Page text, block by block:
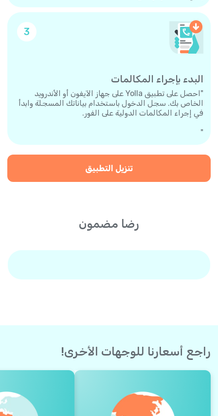
3
البدء بإجراء المكالمات
"احصل على تطبيق Yolla على جهاز الآيفون أو الأندرويد
الخاص بك. سجل الدخول باستخدام بياناتك المسجلة وابدأ
في إجراء المكالمات الدولية على الفور.
"
تنزيل التطبيق
رضا مضمون
راجع أسعارنا للوجهات الأخرى!